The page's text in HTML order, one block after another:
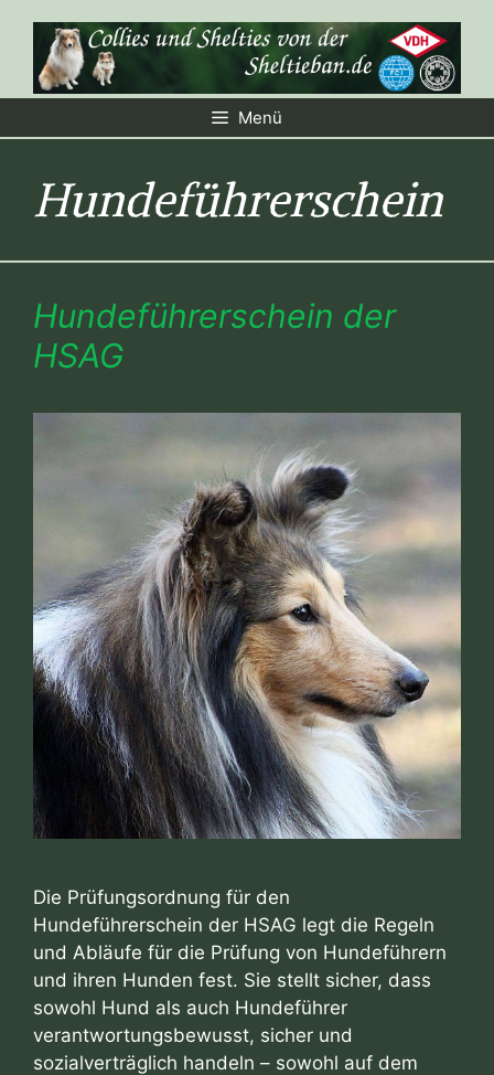
springen
Menü
Hundeführerschein
Hundeführerschein der
HSAG
Die Prüfungsordnung für den
Hundeführerschein der HSAG legt die Regeln
und Abläufe für die Prüfung von Hundeführern
und ihren Hunden fest. Sie stellt sicher, dass
sowohl Hund als auch Hundeführer
verantwortungsbewusst, sicher und
sozialverträglich handeln – sowohl auf dem